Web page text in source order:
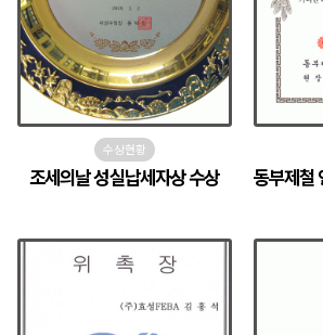
수상현황
조세의날 성실납세자상 수상